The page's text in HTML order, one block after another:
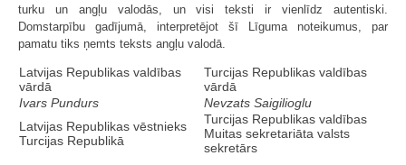
turku un angļu valodās, un visi teksti ir vienlīdz autentiski.
Domstarpību gadījumā, interpretējot šī Līguma noteikumus, par
pamatu tiks ņemts teksts angļu valodā.
Latvijas Republikas valdības
vārdā
Turcijas Republikas valdības
vārdā
Ivars Pundurs
Nevzats Saigilioglu
Latvijas Republikas vēstnieks
Turcijas Republikā
Turcijas Republikas valdības
Muitas sekretariāta valsts
sekretārs